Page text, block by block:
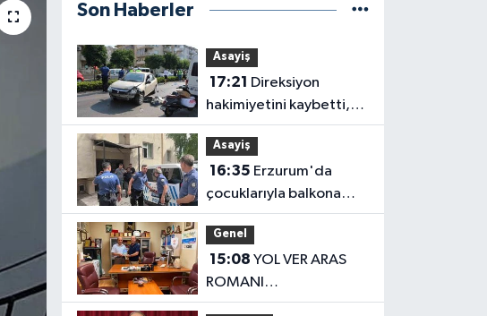
Son Haberler
Asayiş
17:21
hakimiyetini kaybetti,
karşı şeritteki otomobile
çarptı
Asayiş
16:35
çocuklarıyla balkona
çıkan uzaklaştırma
kararlı koca ikna edildi
Genel
15:08
ROMANI
OKUYUCUSUYLA